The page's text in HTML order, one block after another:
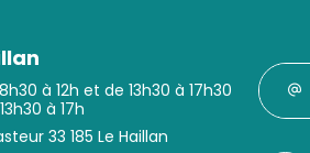
à 12h et de 13h30 à 17h30
à 17h
33 185 Le Haillan